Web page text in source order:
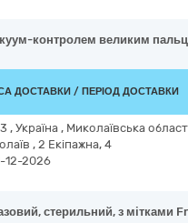
контролем великим
ДОСТАВКИ / ПЕРІОД ДОСТАВКИ
, Україна , Миколаївська
, 2 Екіпажна, 4
12-2026
стерильний, з мітками